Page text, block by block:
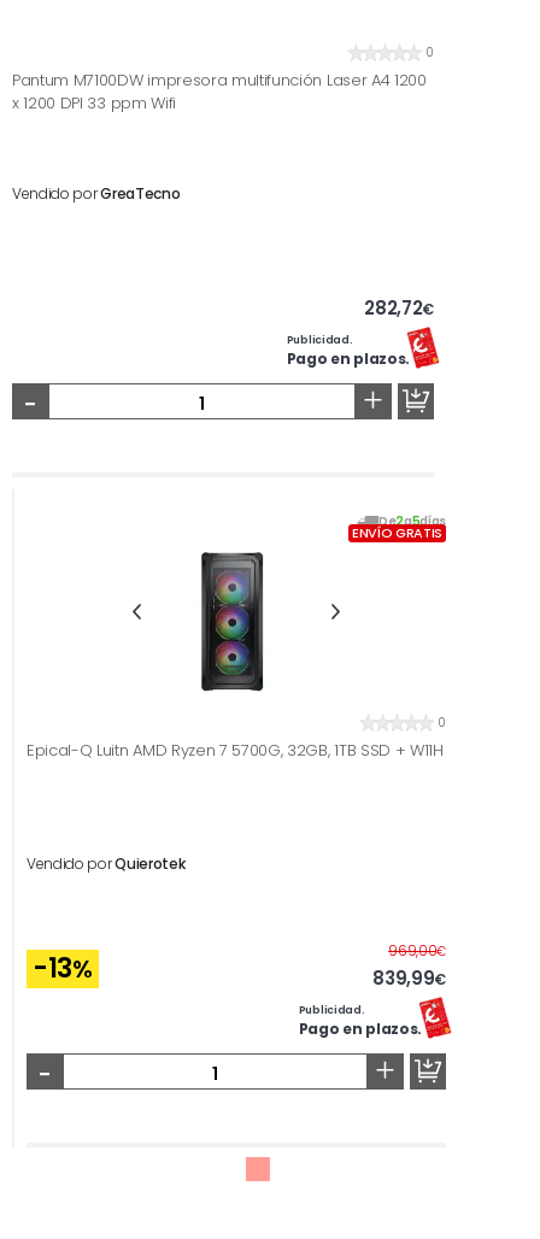
0
Pantum M7100DW impresora multifunción Laser A4 1200
x 1200 DPI 33 ppm Wifi
Vendido porGreaTecno
282,72€
Publicidad.
Pago en plazos.
- +
De2a5días
ENVÍO GRATIS
0
Epical-Q Luitn AMD Ryzen 7 5700G, 32GB, 1TB SSD + W11H
Vendido porQuierotek
-13%
969,00€Antes
839,99€
Publicidad.
Pago en plazos.
- +